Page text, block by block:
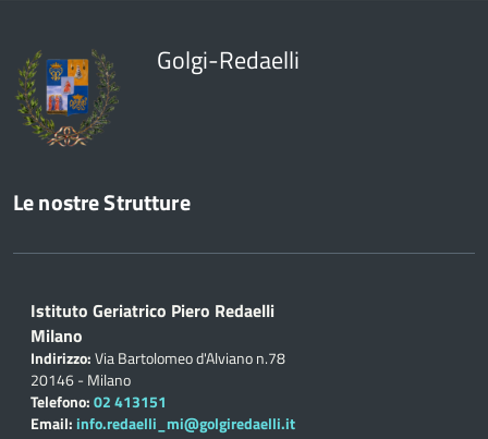
Golgi-Redaelli
Le nostre Strutture
Istituto Geriatrico Piero Redaelli
Milano
Indirizzo:Via Bartolomeo d'Alviano n.78
20146 - Milano
Telefono:02 413151
Email: info.redaelli_mi@golgiredaelli.it